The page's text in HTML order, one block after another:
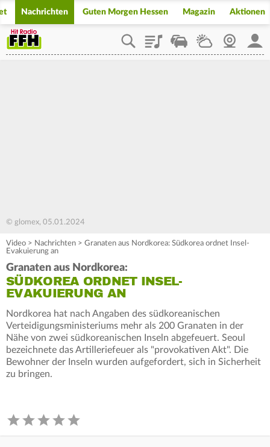
Nachrichten Guten Morgen Hessen Magazin Aktionen
PlaylistStaupilotWetterWebcam
© glomex, 05.01.2024
Video > Nachrichten > Granaten aus Nordkorea: Südkorea ordnet Insel-
Evakuierung an
Granaten aus Nordkorea:
SÜDKOREA ORDNET INSEL-
EVAKUIERUNG AN
Nordkorea hat nach Angaben des südkoreanischen
Verteidigungsministeriums mehr als 200 Granaten in der
Nähe von zwei südkoreanischen Inseln abgefeuert. Seoul
bezeichnete das Artilleriefeuer als "provokativen Akt". Die
Bewohner der Inseln wurden aufgefordert, sich in Sicherheit
zu bringen.